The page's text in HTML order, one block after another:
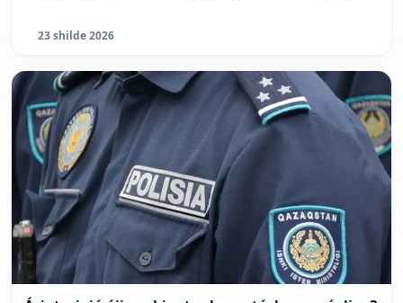
23 shilde 2026